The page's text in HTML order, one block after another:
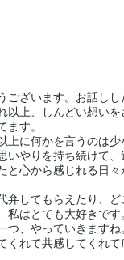
ございます。お話し
以上、しんどい想いを
す。
に何かを言うのは少
いやりを持ち続けて
と心から感じれる日
弁してもらえたり、
はとても大好きです。
、やっていきますね。
くれて共感してくれ